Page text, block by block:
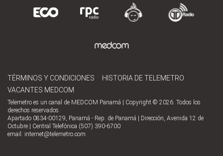
TÉRMINOS Y CONDICIONES
HISTORIA DE TELEMETRO
VACANTES MEDCOM
Telemetro es un canal de MEDCOM Panamá | Copyright © 2026. Todos los
derechos reservados.
Apartado 0834-00129, Panamá - Rep. de Panamá | Dirección, Avenida 12 de
Octubre | Central Telefónica (507) 390-6700
email: internet@telemetro.com